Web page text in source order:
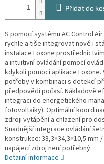
Přidat do
S pomocí systému AC Control
rychle a tiše integrovat nové i
instalace Loxone
a intuitivní ovládání pomocí
kdykoli pomocí aplikace Loxone.
potřeby v kombinaci s detekcí
předpovědí počasí. Nákladově
integraci do energetického
fotovoltaiky). Optimální
zdroji vytápění a chlazení pro
Snadnější integrace ovládání
konstrukce: 38,3×34,3×10,5 mm
napájecí zdroj není potřebný
Detailní informace